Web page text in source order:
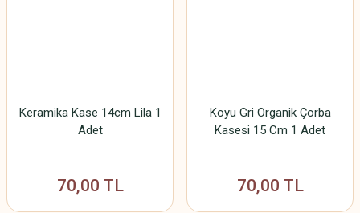
Keramika Kase 14cm Lila 1
Adet
70,00 TL
Koyu Gri Organik Çorba
Kasesi 15 Cm 1 Adet
70,00 TL